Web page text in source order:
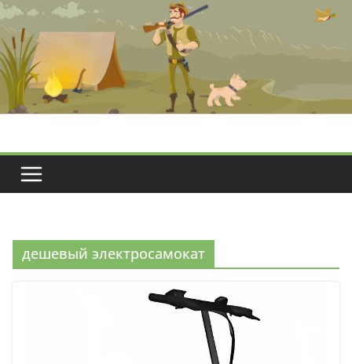
Перейти
содержимому
дешевый электросамокат